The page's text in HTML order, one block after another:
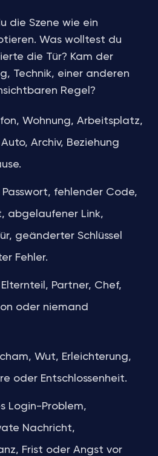
die Szene wie ein
Was wolltest du
die Tür? Kam der
Technik, einer anderen
Regel?
Wohnung, Arbeitsplatz,
Archiv, Beziehung
Passwort, fehlender Code,
abgelaufener Link,
geänderter Schlüssel
Fehler.
Partner, Chef,
oder niemand
Wut, Erleichterung,
oder Entschlossenheit.
Login-Problem,
Nachricht,
Frist oder Angst vor